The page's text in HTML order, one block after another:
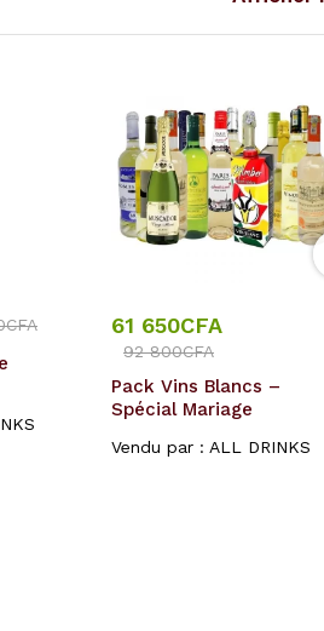
CFA 61 650CFA
92 800CFA
Pack Vins Blancs –
Spécial Mariage
Vendu par : ALL DRINKS